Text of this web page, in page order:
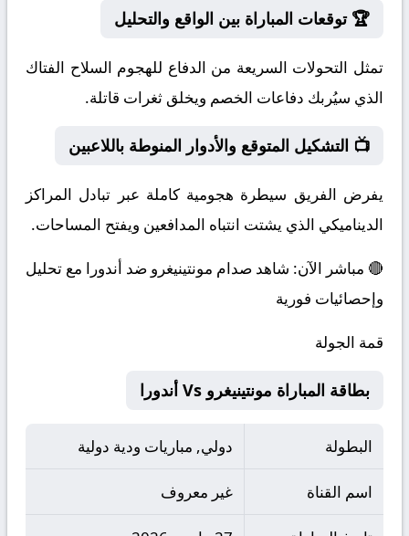
🏆 توقعات المباراة بين الواقع والتحليل
تمثل التحولات السريعة من الدفاع للهجوم السلاح الفتاك
الذي سيُربك دفاعات الخصم ويخلق ثغرات قاتلة.
📺 التشكيل المتوقع والأدوار المنوطة باللاعبين
يفرض الفريق سيطرة هجومية كاملة عبر تبادل المراكز
الديناميكي الذي يشتت انتباه المدافعين ويفتح المساحات.
🔴 مباشر الآن: شاهد صدام مونتينيغرو ضد أندورا مع تحليل
وإحصائيات فورية
قمة الجولة
بطاقة المباراة مونتينيغرو Vs أندورا
البطولة دولي, مباريات ودية دولية
اسم القناة غير معروف